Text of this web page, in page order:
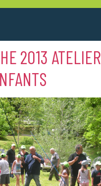
2013 ATELIER